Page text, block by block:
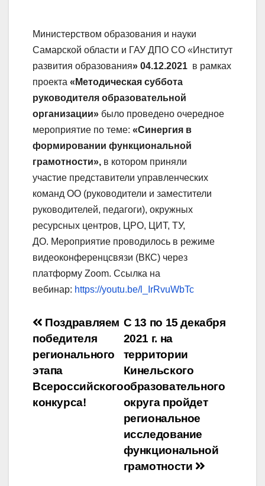
Министерством образования и науки
Самарской области и ГАУ ДПО СО «Институт
развития образования» 04.12.2021 в рамках
проекта «Методическая суббота
руководителя образовательной
организации» было проведено очередное
мероприятие по теме: «Синергия в
формировании функциональной
грамотности​», в котором приняли
участие представители управленческих
команд ОО (руководители и заместители
руководителей, педагоги), окружных
ресурсных центров, ЦРО, ЦИТ, ТУ,
ДО. Мероприятие проводилось в режиме
видеоконференцсвязи (ВКС) через
платформу Zoom. Ссылка на
вебинар: https://youtu.be/l_IrRvuWbTc
Навигация
по
записям
С 13 по 15 декабря
2021 г. на
территории
Кинельского
образовательного
округа пройдет
региональное
исследование
функциональной
грамотности
Поздравляем
победителя
регионального
этапа
Всероссийского
конкурса!